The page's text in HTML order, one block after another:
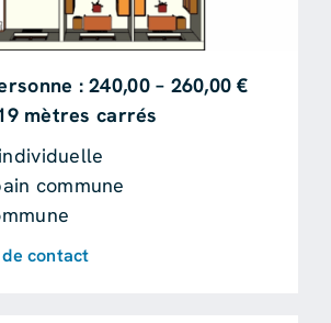
: 240,00 – 260,00 €
mètres carrés
commune
contact